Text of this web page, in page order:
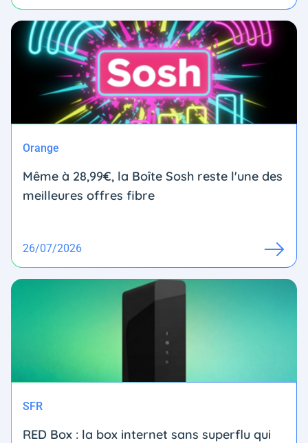
Orange
Même à 28,99€, la Boîte Sosh reste l'une des
meilleures offres fibre
26/07/2026
SFR
RED Box : la box internet sans superflu qui